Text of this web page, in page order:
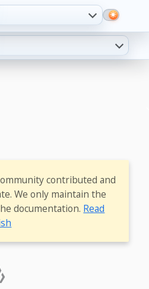
contributed and
We only maintain the
documentation. Read